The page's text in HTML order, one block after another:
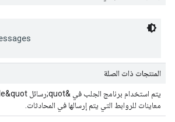
المنتجات ذات الصلة
معاينات للروابط التي يتم إرسالها في المحادثات.